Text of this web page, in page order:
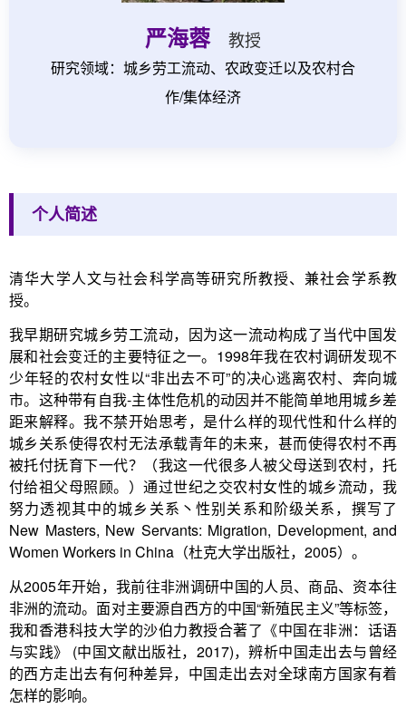
严海蓉 教授
研究领域：城乡劳工流动、农政变迁以及农村合
作/集体经济
个人简述
清华大学人文与社会科学高等研究所教授、兼社会学系教
授。
我早期研究城乡劳工流动，因为这一流动构成了当代中国发
展和社会变迁的主要特征之一。1998年我在农村调研发现不
少年轻的农村女性以“非出去不可”的决心逃离农村、奔向城
市。这种带有自我-主体性危机的动因并不能简单地用城乡差
距来解释。我不禁开始思考，是什么样的现代性和什么样的
城乡关系使得农村无法承载青年的未来，甚而使得农村不再
被托付抚育下一代？（我这一代很多人被父母送到农村，托
付给祖父母照顾。）通过世纪之交农村女性的城乡流动，我
努力透视其中的城乡关系丶性别关系和阶级关系，撰写了
New Masters, New Servants: Migration, Development, and
Women Workers in China（杜克大学出版社，2005）。
从2005年开始，我前往非洲调研中国的人员、商品、资本往
非洲的流动。面对主要源自西方的中国“新殖民主义”等标签，
我和香港科技大学的沙伯力教授合著了《中国在非洲：话语
与实践》 (中国文献出版社，2017)，辨析中国走出去与曾经
的西方走出去有何种差异，中国走出去对全球南方国家有着
怎样的影响。